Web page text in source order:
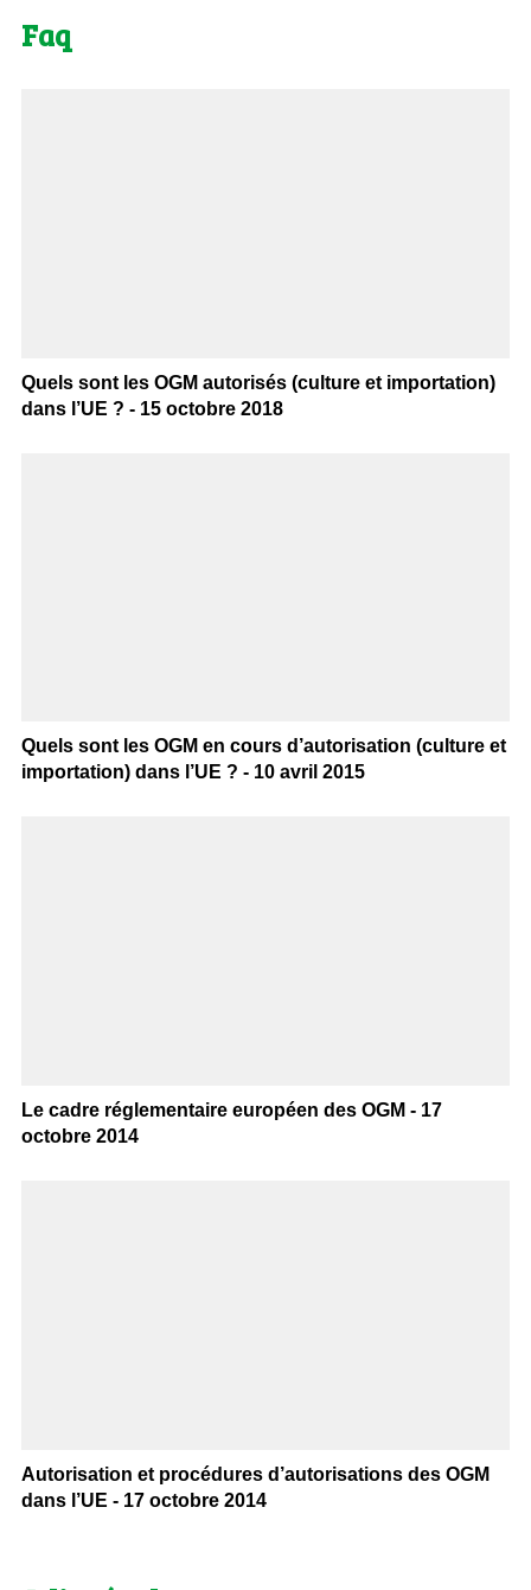
Faq
Quels sont les OGM autorisés (culture et importation)
dans l’UE ? - 15 octobre 2018
Quels sont les OGM en cours d’autorisation (culture et
importation) dans l’UE ? - 10 avril 2015
Le cadre réglementaire européen des OGM - 17
octobre 2014
Autorisation et procédures d’autorisations des OGM
dans l’UE - 17 octobre 2014